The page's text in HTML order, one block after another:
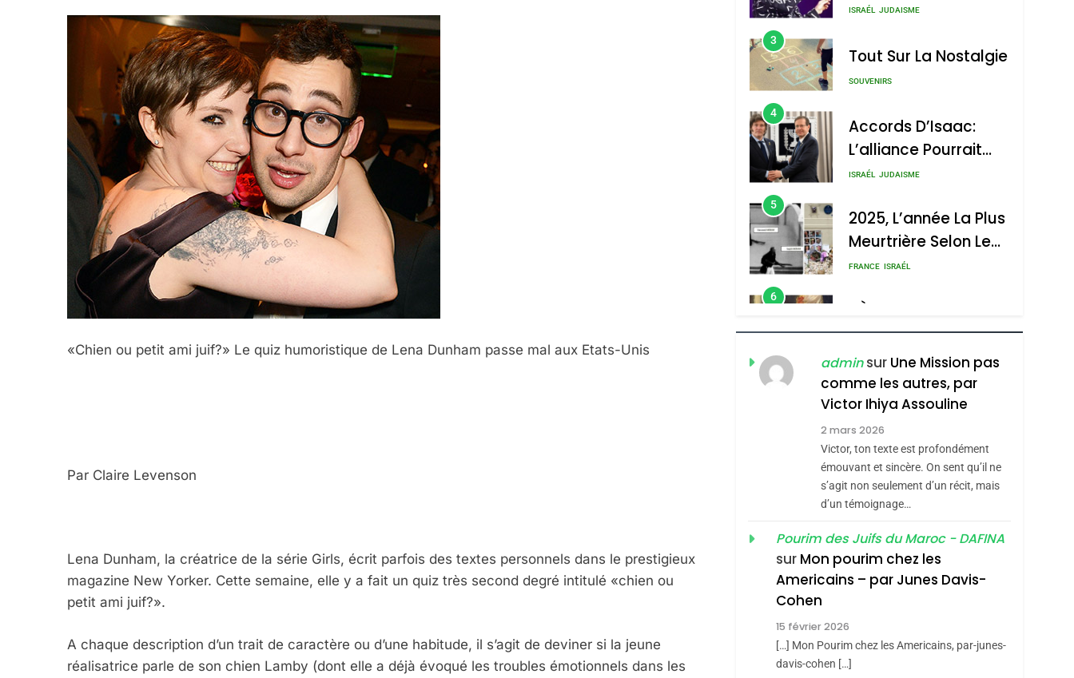
«Chien ou petit ami juif?» Le quiz humoristique de Lena Dunham passe mal aux Etats-Unis
Par Claire Levenson
Lena Dunham, la créatrice de la série Girls, écrit parfois des textes personnels dans le prestigieux
magazine New Yorker. Cette semaine, elle y a fait un quiz très second degré intitulé «chien ou
petit ami juif?».
A chaque description d’un trait de caractère ou d’une habitude, il s’agit de deviner si la jeune
réalisatrice parle de son chien Lamby (dont elle a déjà évoqué les troubles émotionnels dans les
Nouvelle Chanson De
ISRAÉL JUDAISME
3
Tout Sur La Nostalgie
SOUVENIRS
4
Accords D’Isaac:
L’alliance Pourrait
S’étendre À 13 Pays
ISRAÉL JUDAISME
5
2025, L’année La Plus
Meurtrière Selon Le
Rapport D’ADL
FRANCE ISRAÉL
6
FIÈRE, DIGNE ET
RÉSILIENTE :
POURQUOI JE
REVENDIQUE MA
JUDAÏTE Par Thérèse
Zrihen-Dvir
ISRAÉL JUDAISME
CE QUI NOUS
MANQUE – Jacques
Hadida
JUDAISME
Maroc : Les Amandes
De Tafraout, Le Miel
De Tadla Azilal
Consacrés Produits
Du Terroir
DAFINA MAROC
Oeil Ravageur –
2
adminsur Une Mission pas
comme les autres, par
Victor Ihiya Assouline
2 mars 2026
Victor, ton texte est profondément
émouvant et sincère. On sent qu’il ne
s’agit non seulement d’un récit, mais
d’un témoignage…
Pourim des Juifs du Maroc - DAFINA
sur Mon pourim chez les
Americains – par Junes Davis-
Cohen
15 février 2026
[…] Mon Pourim chez les Americains, par-junes-
davis-cohen […]